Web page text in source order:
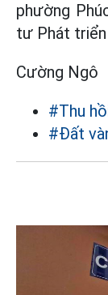
phường
tư Phát triển
Cường Ngô
#Thu
#Đất